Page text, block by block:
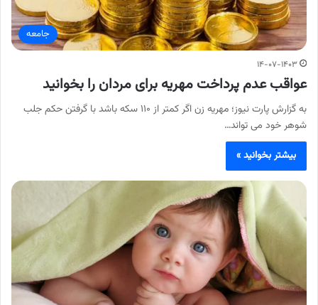
جامعه
۱۴-۰۷-۱۴۰۳
عواقب عدم پرداخت مهریه برای مردان را بخوانید
به گزارش پارت نیوز؛ مهریه زن اگر کمتر از ۱۱۰ سکه باشد با گرفتن حکم جلب
شوهر خود می تواند…
بیشتر بخوانید »